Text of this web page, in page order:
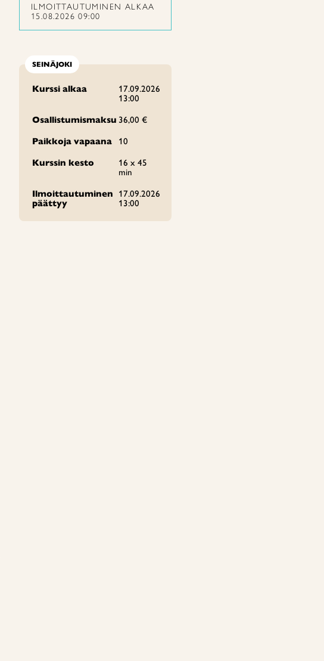
ILMOITTAUTUMINEN ALKAA
15.08.2026 09:00
SEINÄJOKI
Kurssi alkaa
17.09.2026
13:00
Osallistumismaksu 36,00 €
Paikkoja vapaana
10
Kurssin kesto
16 x 45
min
Ilmoittautuminen
päättyy
17.09.2026
13:00